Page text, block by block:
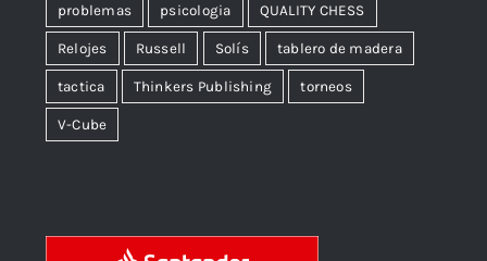
problemas psicologia QUALITY CHESS
Relojes Russell Solís tablero de madera
tactica Thinkers Publishing torneos
V-Cube